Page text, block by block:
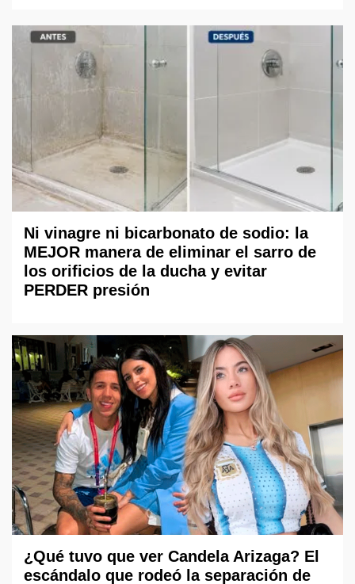
Ni vinagre ni bicarbonato de sodio: la
MEJOR manera de eliminar el sarro de
los orificios de la ducha y evitar
PERDER presión
¿Qué tuvo que ver Candela Arizaga? El
escándalo que rodeó la separación de